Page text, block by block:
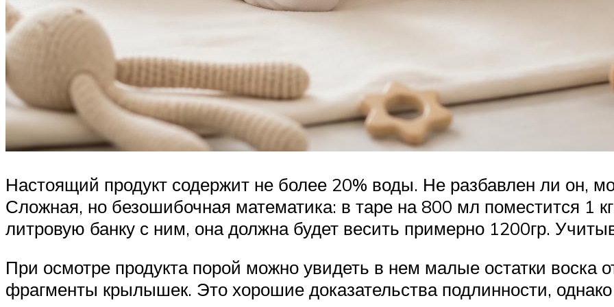
Настоящий продукт содержит не более 20% воды. Не разбавлен ли он,
Сложная, но безошибочная математика: в таре на 800 мл поместится 1
литровую банку с ним, она должна будет весить примерно 1200гр.
При осмотре продукта порой можно увидеть в нем малые остатки воска
фрагменты крылышек. Это хорошие доказательства подлинности,